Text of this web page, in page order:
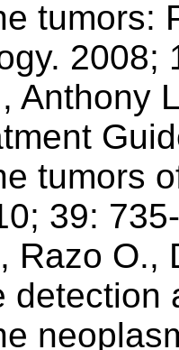
tumors:
2008;
Anthony
tumors
39:
Razo
detection